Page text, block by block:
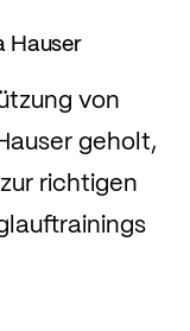
Hauser
von
geholt,
richtigen